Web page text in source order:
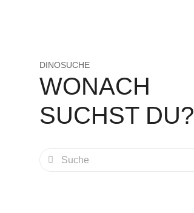
DINOSUCHE
WONACH
SUCHST DU?